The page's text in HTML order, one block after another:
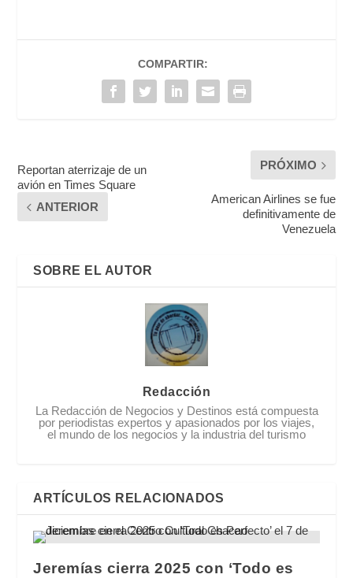
COMPARTIR:
Reportan aterrizaje de un
avión en Times Square
ANTERIOR
PRÓXIMO
American Airlines se fue
definitivamente de
Venezuela
SOBRE EL AUTOR
Redacción
La Redacción de Negocios y Destinos está compuesta
por periodistas expertos y apasionados por los viajes,
el mundo de los negocios y la industria del turismo
ARTÍCULOS RELACIONADOS
Jeremías cierra 2025 con ‘Todo es